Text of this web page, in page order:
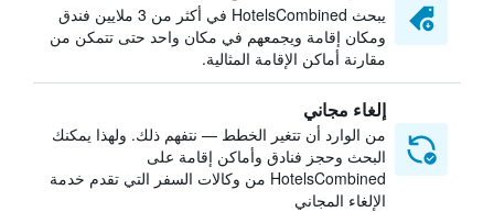
يبحث HotelsCombined في أكثر من 3 ملايين فندق
ومكان إقامة ويجمعهم في مكان واحد حتى تتمكن من
مقارنة أماكن الإقامة المثالية.
إلغاء مجاني
من الوارد أن تتغير الخطط — نتفهم ذلك. ولهذا يمكنك
البحث وحجز فنادق وأماكن إقامة على
HotelsCombined من وكالات السفر التي تقدم خدمة
الإلغاء المجاني